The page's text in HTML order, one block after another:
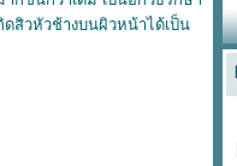
ดสิวหัวช้างบนผิวหน้าได้เป็น